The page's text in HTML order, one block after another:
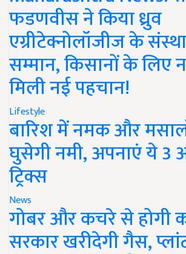
फडणवीस ने किया ध्रुव
एग्रीटेक्नोलॉजीज के
सम्मान, किसानों के लिए
मिली नई पहचान!
Lifestyle
बारिश में नमक और
घुसेगी नमी, अपनाएं ये 3
ट्रिक्स
News
गोबर और कचरे से होगी
सरकार खरीदेगी गैस,